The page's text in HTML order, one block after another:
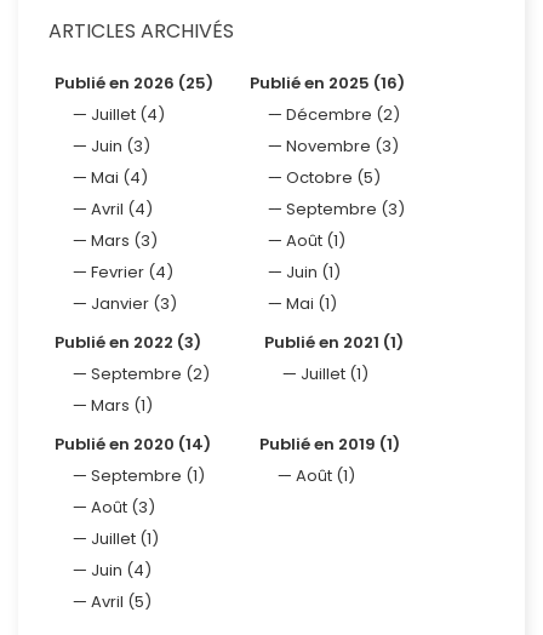
ARTICLES ARCHIVÉS
Publié en 2026 (25)
Juillet (4)
Juin (3)
Mai (4)
Avril (4)
Mars (3)
Fevrier (4)
Janvier (3)
Publié en 2025 (16)
Décembre (2)
Novembre (3)
Octobre (5)
Septembre (3)
Août (1)
Juin (1)
Mai (1)
Publié en 2022 (3)
Septembre (2)
Mars (1)
Publié en 2021 (1)
Juillet (1)
Publié en 2020 (14)
Septembre (1)
Août (3)
Juillet (1)
Juin (4)
Avril (5)
Publié en 2019 (1)
Août (1)